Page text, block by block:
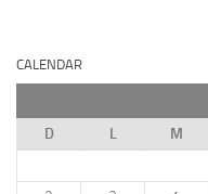
CALENDAR
D
L M